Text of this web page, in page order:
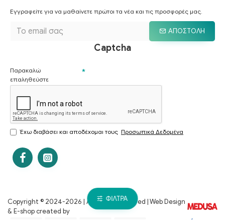
Εγγραφείτε για να μαθαίνετε πρώτοι τα νέα και τις προσφορές μας.
ΑΠΟΣΤΟΛΉ
Captcha
Παρακαλώ
επαληθεύστε
Έχω διαβάσει και αποδέχομαι τους Προσωπικά Δεδομένα
Copyright © 2024-2026 | All Rights Reserved | Web Design
& E-shop created by
ΦΊΛΤΡΑ